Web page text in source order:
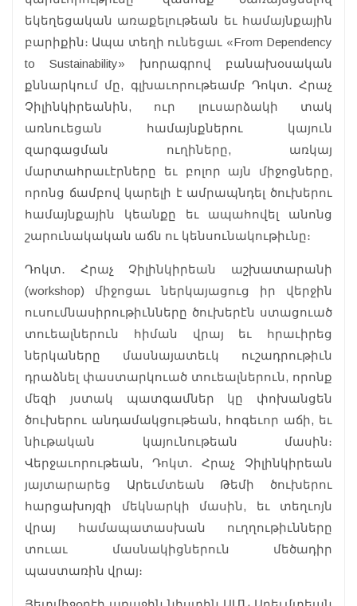
եկեղեցական առաքելութեան եւ համայնքային
բարիքին։ Ապա տեղի ունեցաւ «From Dependency
to Sustainability» խորագրով բանախօսական
քննարկում մը, գլխաւորութեամբ Դոկտ․ Հրաչ
Չիլինկիրեանին, ուր լուսարձակի տակ
առնուեցան համայնքներու կայուն
զարգացման ուղիները, առկայ
մարտահրաւէրները եւ բոլոր այն միջոցները,
որոնց ճամբով կարելի է ամրապնդել ծուխերու
համայնքային կեանքը եւ ապահովել անոնց
շարունակական աճն ու կենսունակութիւնը։
Դոկտ․ Հրաչ Չիլինկիրեան աշխատարանի
(workshop) միջոցաւ ներկայացուց իր վերջին
ուսումնասիրութիւնները ծուխերէն ստացուած
տուեալներուն հիման վրայ եւ հրաւիրեց
ներկաները մասնայատեւկ ուշադրութիւն
դրաձնել փաստարկուած տուեալներուն, որոնք
մեզի յստակ պատգամներ կը փոխանցեն
ծուխերու անդամակցութեան, հոգեւոր աճի, եւ
նիւթական կայունութեան մասին։
Վերջաւորութեան, Դոկտ․ Հրաչ Չիլինկիրեան
յայտարարեց Արեւմտեան Թեմի ծուխերու
հարցախոյզի մեկնարկի մասին, եւ տեղւոյն
վրայ համապատասխան ուղղութիւնները
տուաւ մասնակիցներուն մեծադիր
պաստառին վրայ։